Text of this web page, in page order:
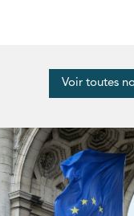
Voir toutes